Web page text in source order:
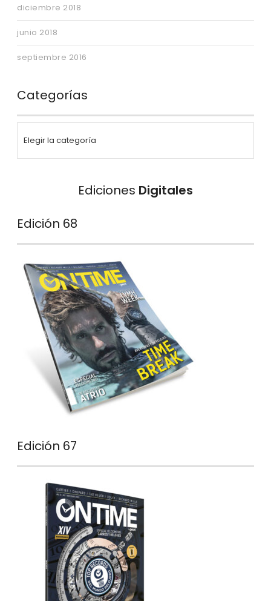
diciembre 2018
junio 2018
septiembre 2016
Categorías
Ediciones Digitales
Edición 68
Edición 67